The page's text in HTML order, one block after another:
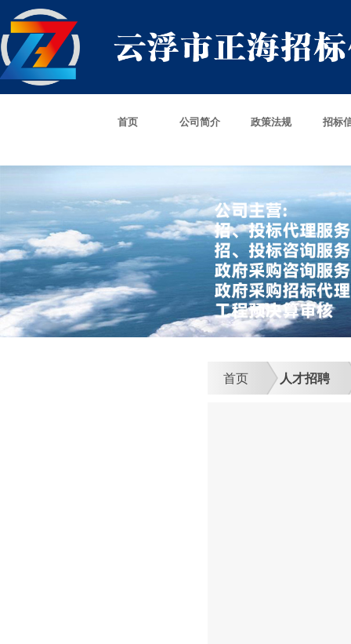
首页 公司简介 政策法规 招标
首页 人才招聘